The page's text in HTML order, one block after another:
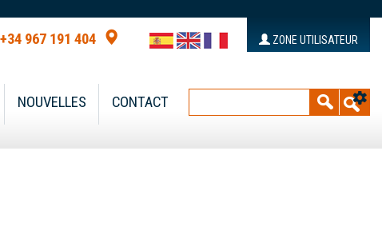
+34 967 191 404 ZONE UTILISATEUR
NOUVELLES CONTACT